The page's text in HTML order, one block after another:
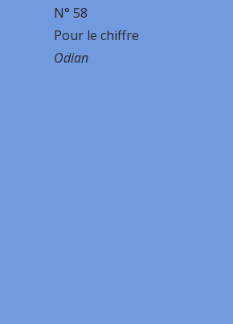
N° 58
Pour le chiffre
Odian